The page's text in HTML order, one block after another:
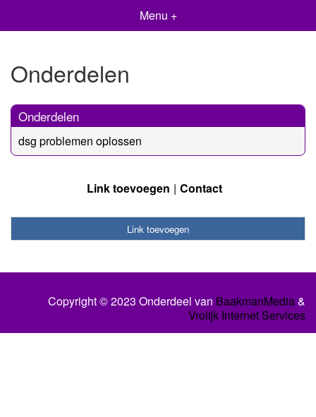
Menu +
Onderdelen
Onderdelen
dsg problemen oplossen
Link toevoegen Contact
Link toevoegen
Copyright © 2023 Onderdeel van BaakmanMedia&
Vrolijk Internet Services